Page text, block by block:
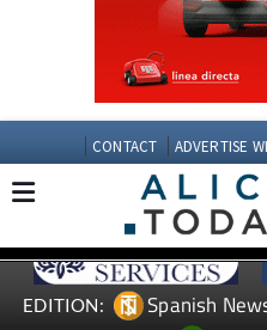
CONTACT ADVERTISE
EDITION: Spanish